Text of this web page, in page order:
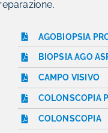
AGOBIOPSIA
BIOPSIA AGO
CAMPO VISIVO
COLONSCOPIA
COLONSCOPIA